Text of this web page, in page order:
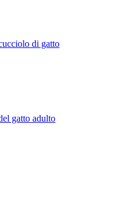
di gatto
gatto adulto